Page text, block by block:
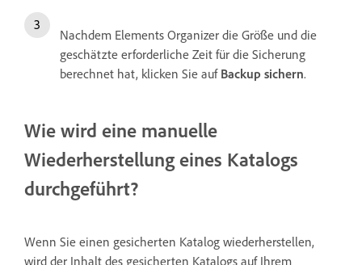
Nachdem Elements Organizer die Größe und die
geschätzte erforderliche Zeit für die Sicherung
berechnet hat, klicken Sie auf Backup sichern.
Wie wird eine manuelle
Wiederherstellung eines Katalogs
durchgeführt?
Wenn Sie einen gesicherten Katalog wiederherstellen,
wird der Inhalt des gesicherten Katalogs auf Ihrem